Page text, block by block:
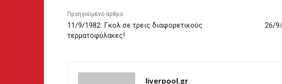
Προηγούμενο άρθρο
11/9/1982: Γκολ σε τρεις διαφορετικούς
τερματοφύλακες!
26/9/
liverpool.gr